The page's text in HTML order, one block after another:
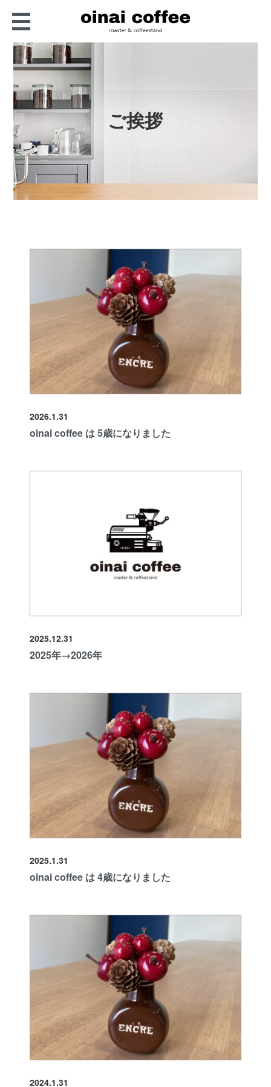
oinai coffee
京都・長岡京の小さな自
ご挨拶
2026.1.31
oinai coffee は 5歳になりました
2025.12.31
2025年→2026年
2025.1.31
oinai coffee は 4歳になりました
2024.1.31